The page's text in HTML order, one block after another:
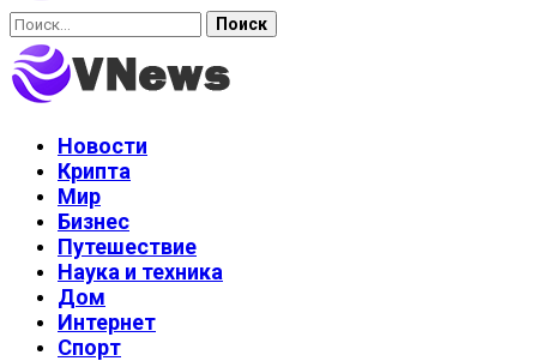
Найти:
Новости
Крипта
Мир
Бизнес
Путешествие
Наука и техника
Дом
Интернет
Спорт